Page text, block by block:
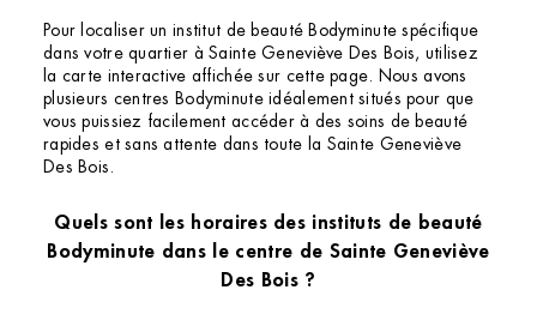
Pour localiser un institut de beauté Bodyminute spécifique
dans votre quartier à Sainte Geneviève Des Bois, utilisez
la carte interactive affichée sur cette page. Nous avons
plusieurs centres Bodyminute idéalement situés pour que
vous puissiez facilement accéder à des soins de beauté
rapides et sans attente dans toute la Sainte Geneviève
Des Bois.
Quels sont les horaires des instituts de beauté
Bodyminute dans le centre de Sainte Geneviève
Des Bois ?